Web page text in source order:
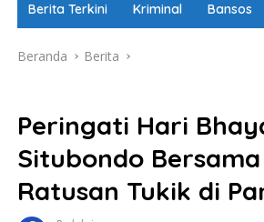
Berita Terkini Kriminal Bansos
Beranda Berita
Peringati Hari
Situbondo
Ratusan Tukik di